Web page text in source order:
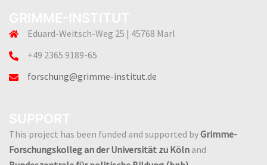
Eduard-Weitsch-Weg 25 | 45768 Marl
+49 2365 9189-65
forschung@grimme-institut.de
This project has been funded and supported byGrimme-
Forschungskolleg an der Universität zu Köln and